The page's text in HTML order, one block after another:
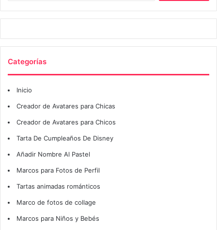
Categorías
Inicio
Creador de Avatares para Chicas
Creador de Avatares para Chicos
Tarta De Cumpleaños De Disney
Añadir Nombre Al Pastel
Marcos para Fotos de Perfil
Tartas animadas románticos
Marco de fotos de collage
Marcos para Niños y Bebés